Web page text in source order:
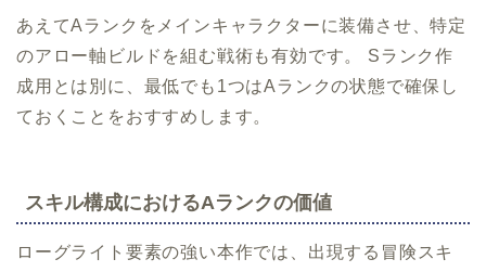
あえてAランクをメインキャラクターに装備させ、特定
のアロー軸ビルドを組む戦術も有効です。 Sランク作
成用とは別に、最低でも1つはAランクの状態で確保し
ておくことをおすすめします。
スキル構成におけるAランクの価値
ローグライト要素の強い本作では、出現する冒険スキ